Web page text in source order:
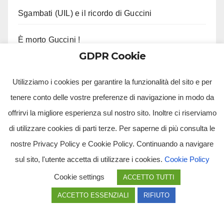
Sgambati (UIL) e il ricordo di Guccini
È morto Guccini !
Tv Multimidia Srl - Via Giulio Natta, SNC, 80126, Napoli (NA).
giornalistica registrata presso il Tribunale di Santa Maria Capua Vetere CE. Tutti i diritti riservati.
GDPR Cookie
Utilizziamo i cookies per garantire la funzionalità del sito e per
tenere conto delle vostre preferenze di navigazione in modo da
offrirvi la migliore esperienza sul nostro sito. Inoltre ci riserviamo
di utilizzare cookies di parti terze. Per saperne di più consulta le
nostre Privacy Policy e Cookie Policy. Continuando a navigare
sul sito, l'utente accetta di utilizzare i cookies. Cookie Policy
Cookie settings ACCETTO TUTTI
ACCETTO ESSENZIALI RIFIUTO